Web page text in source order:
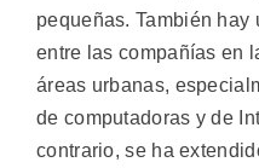
pequeñas. También
entre las compañías en
áreas urbanas,
de computadoras y de
contrario, se ha